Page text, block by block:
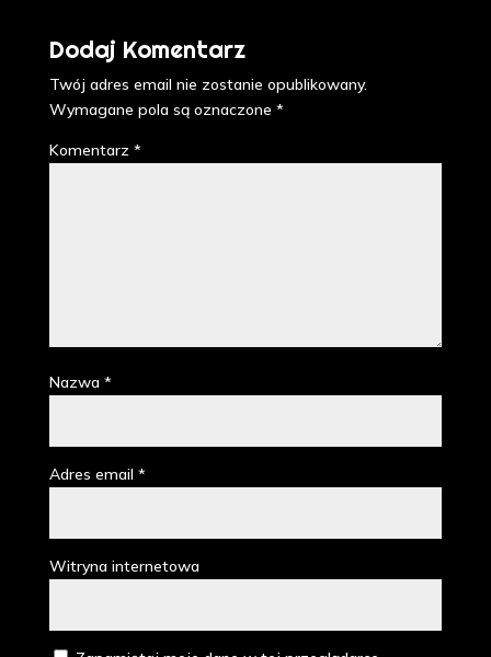
Dodaj Komentarz
Twój adres email nie zostanie opublikowany.
Wymagane pola są oznaczone *
Komentarz *
Nazwa *
Adres email *
Witryna internetowa